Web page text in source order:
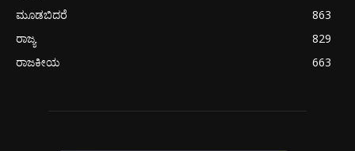
ಮೂಡಬಿದರೆ
863
ರಾಜ್ಯ
829
ರಾಜಕೀಯ
663